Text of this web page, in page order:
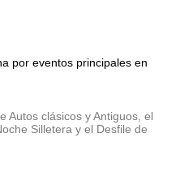
por eventos principales en
Autos clásicos y Antiguos, el
Silletera y el Desfile de